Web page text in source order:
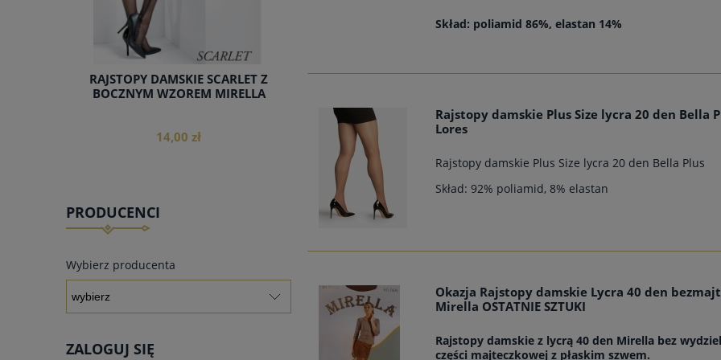
RAJSTOPY DAMSKIE SCARLET Z
BOCZNYM WZOREM MIRELLA
14,00 zł
PRODUCENCI
Wybierz producenta
ZALOGUJ SIĘ
Skład: poliamid 86%, elastan 14%
Rajstopy damskie Plus Size lycra 20 den Bella
Lores
Rajstopy damskie Plus Size lycra 20 den Bella Plus
Skład: 92% poliamid, 8% elastan
Okazja Rajstopy damskie Lycra 40 den
Mirella OSTATNIE SZTUKI
Rajstopy damskie z lycrą 40 den Mirella bez
części majteczkowej z płaskim szwem.